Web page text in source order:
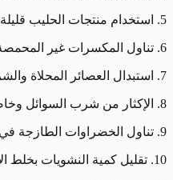
5. استخدام منتجات الحليب قليلة أو خالية الدسم في تحضير الأطعمة والحلويات الرمضانية.
6. تناول المكسرات غير المحمصة وغير المملحة بشكل معتدل.
7. استبدال العصائر المحلاة والشراب المركز بالعصائر الطازجة، مع الاكتفاء بكوب واحد يوميًا.
8. الإكثار من شرب السوائل وخاصة الماء بين وجبتي الإفطار والسحور.
9. تناول الخضراوات الطازجة في السلطات بدون إضافة التتبيلات الغنية بالدهون، واستخدام قليل من زيت الزيتون والخل كبديل.
10. تقليل كمية النشويات بخلط الأرز المطهي على البخار بالخضراوات أو البقوليات.